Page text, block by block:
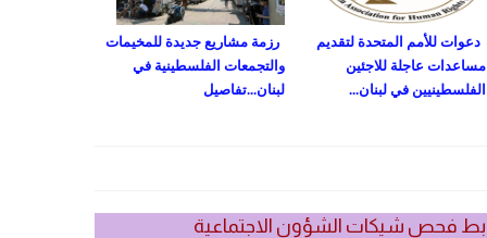
رزمة مشاريع جديدة للمخيمات
والتجمعات الفلسطينية في
لبنان...تفاصيل
دعوات للأمم المتحدة لتقديم
مساعدات عاجلة للاجئين
الفلسطينيين في لبنان...
فحص شيكات الشؤون الاجتماعية